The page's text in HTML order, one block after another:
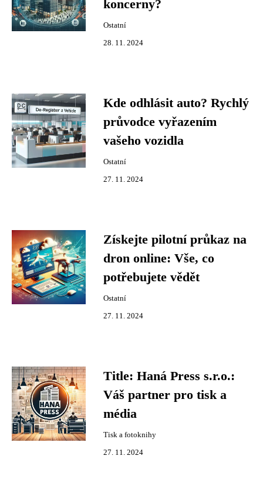
koncerny?
Ostatní
28. 11. 2024
Kde odhlásit auto? Rychlý
průvodce vyřazením
vašeho vozidla
Ostatní
27. 11. 2024
Získejte pilotní průkaz na
dron online: Vše, co
potřebujete vědět
Ostatní
27. 11. 2024
Title: Haná Press s.r.o.:
Váš partner pro tisk a
média
Tisk a fotoknihy
27. 11. 2024